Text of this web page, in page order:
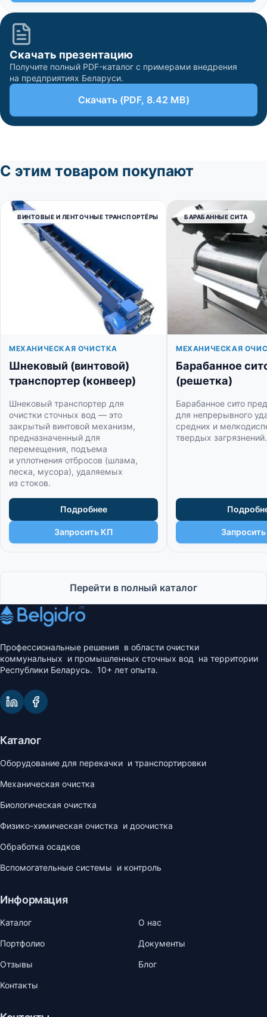
Скачать презентацию
Получите полный PDF-каталог с примерами внедрения
на предприятиях Беларуси.
Скачать (PDF, 8.42 MB)
С этим товаром покупают
ВИНТОВЫЕ И ЛЕНТОЧНЫЕ ТРАНСПОРТЁРЫ
МЕХАНИЧЕСКАЯ ОЧИСТКА
Шнековый (винтовой)
транспортер (конвеер)
Шнековый транспортер для
очистки сточных вод — это
закрытый винтовой механизм,
предназначенный для
перемещения, подъема
и уплотнения отбросов (шлама,
песка, мусора), удаляемых
из стоков.
Подробнее
Запросить КП
БАРАБАННЫЕ СИТА
МЕХАНИЧЕСКАЯ
Барабанное
(решетка)
Барабанное сито
для непрерывного
средних и
твердых загрязнений.
Перейти в полный каталог
Профессиональные решения в области очистки
коммунальных и промышленных сточных вод на территории
Республики Беларусь. 10+ лет опыта.
Каталог
Оборудование для перекачки и транспортировки
Механическая очистка
Биологическая очистка
Физико-химическая очистка и доочистка
Обработка осадков
Вспомогательные системы и контроль
Информация
Каталог О нас
Портфолио Документы
Отзывы Блог
Контакты